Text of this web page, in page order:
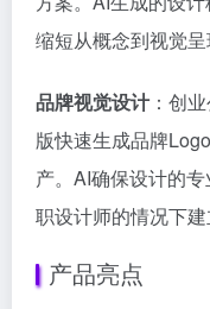
缩短从概念到视觉呈
品牌视觉设计：创
版快速生成品牌
产。AI确保设计的
职设计师的情况下建
产品亮点